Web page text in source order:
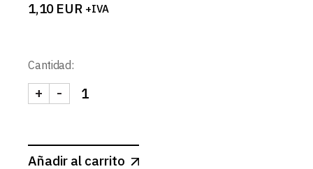
1,10 EUR +IVA
Cantidad:
GRAPA SUJECION PERFIL L518 cantidad
-
+
Añadir al carrito